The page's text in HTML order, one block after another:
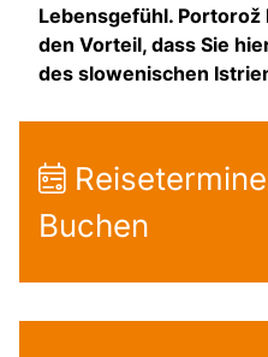
Lebensgefühl.
den Vorteil, dass Sie
des slowenischen
Buchen